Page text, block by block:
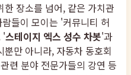
장소를 넘어, 같은 가치관
들이 모이는 '커뮤니티 허
'스테이지 엑스 성수 차봇'과
만 아니라, 자동차 동호회
련 분야 전문가들의 강연 등